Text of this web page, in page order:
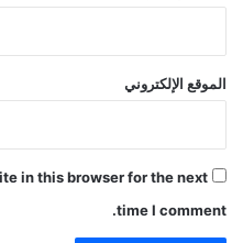
الموقع الإلكتروني
in this browser for the next
time I comment.